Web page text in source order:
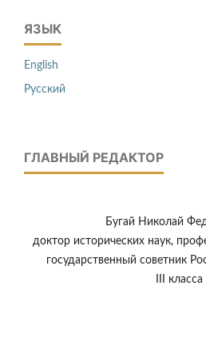
ЯЗЫК
English
Русский
ГЛАВНЫЙ РЕДАКТОР
Бугай Николай
доктор исторических наук,
государственный советник
III класса